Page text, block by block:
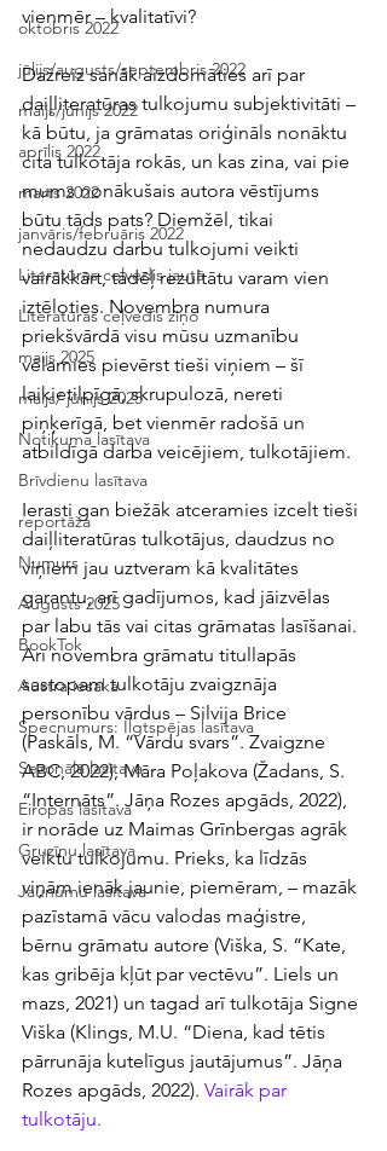
oktobris 2022
jūlijs/augusts/septembris 2022
maijs/jūnijs 2022
aprīlis 2022
marts 2022
janvāris/februāris 2022
Literatūras ceļvedis jautā
Literatūras ceļvedis ziņo
maijs 2025
maijs/ jūnijs 2025
Notikuma lasītava
Brīvdienu lasītava
reportāža
Numurs
Augusts 2025
BookTok
Austra iesaka
Specnumurs: Ilgtspējas lasītava
Sezonālā lasītava
Eiropas lasītava
Gruzīnu lasītava
Jaunumu lasītava
vienmēr – kvalitatīvi?
Dažreiz sanāk aizdomāties arī par
daiļliteratūras tulkojumu subjektivitāti –
kā būtu, ja grāmatas oriģināls nonāktu
cita tulkotāja rokās, un kas zina, vai pie
mums nonākušais autora vēstījums
būtu tāds pats? Diemžēl, tikai
nedaudzu darbu tulkojumi veikti
vairākkārt, tādēļ rezultātu varam vien
iztēloties. Novembra numura
priekšvārdā visu mūsu uzmanību
vēlamies pievērst tieši viņiem – šī
laikietilpīgā, skrupulozā, nereti
piņķerīgā, bet vienmēr radošā un
atbildīgā darba veicējiem, tulkotājiem.
Ierasti gan biežāk atceramies izcelt tieši
daiļliteratūras tulkotājus, daudzus no
viņiem jau uztveram kā kvalitātes
garantu, arī gadījumos, kad jāizvēlas
par labu tās vai citas grāmatas lasīšanai.
Arī novembra grāmatu titullapās
sastopam tulkotāju zvaigznāja
personību vārdus – Silvija Brice
(Paskāls, M. “Vārdu svars”. Zvaigzne
ABC, 2022), Māra Poļakova (Žadans, S.
“Internāts”. Jāņa Rozes apgāds, 2022),
ir norāde uz Maimas Grīnbergas agrāk
veiktu tulkojumu. Prieks, ka līdzās
viņām ienāk jaunie, piemēram, – mazāk
pazīstamā vācu valodas maģistre,
bērnu grāmatu autore (Viška, S. “Kate,
kas gribēja kļūt par vectēvu”. Liels un
mazs, 2021) un tagad arī tulkotāja Signe
Viška (Klings, M.U. “Diena, kad tētis
pārrunāja kutelīgus jautājumus”. Jāņa
Rozes apgāds, 2022). Vairāk par
tulkotāju.